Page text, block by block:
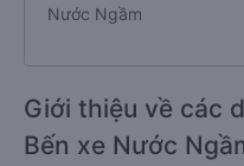
Nước Ngầm
Giới thiệu về các
Bến xe Nước